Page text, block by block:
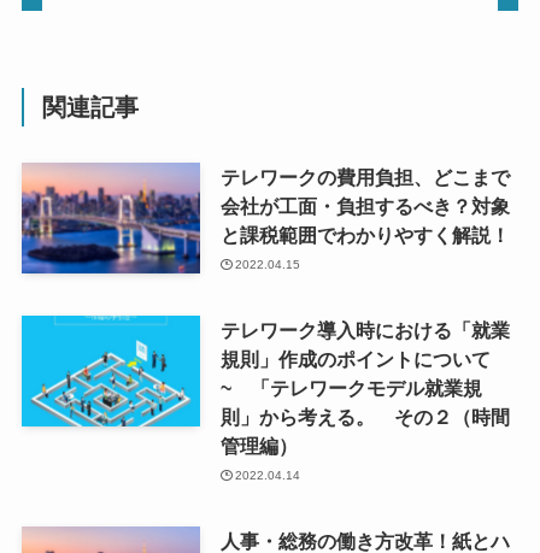
関連記事
テレワークの費用負担、どこまで
会社が工面・負担するべき？対象
と課税範囲でわかりやすく解説！
2022.04.15
テレワーク導入時における「就業
規則」作成のポイントについて
~ 「テレワークモデル就業規
則」から考える。 その２（時間
管理編）
2022.04.14
人事・総務の働き方改革！紙とハ